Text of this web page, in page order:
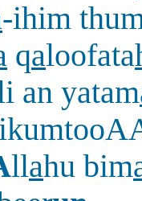
-ihim
qaloofata
an yatam
llahu bim